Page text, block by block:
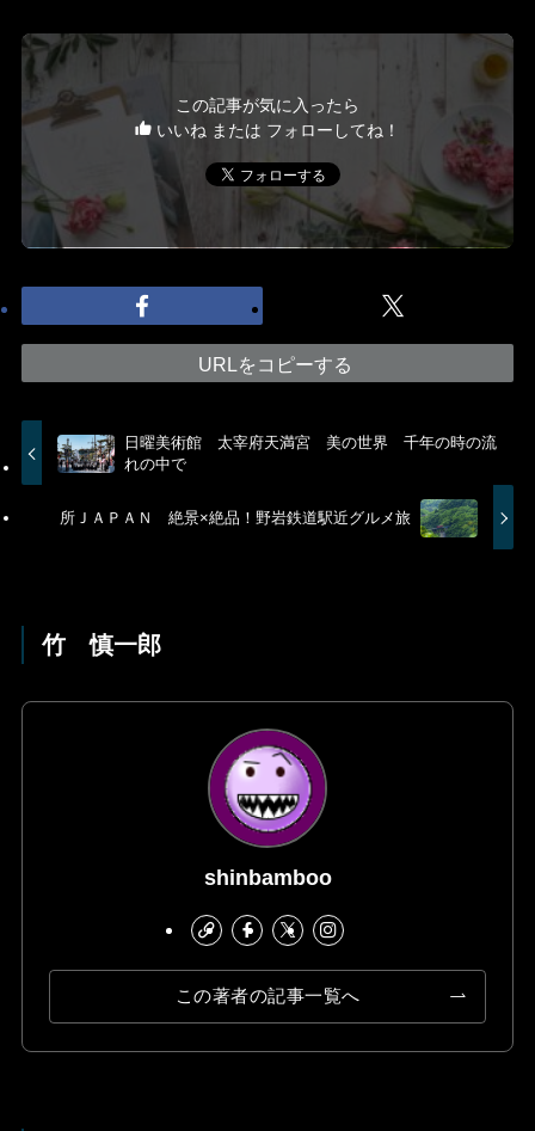
この記事が気に入ったら
いいね または フォローしてね！
URLをコピーする
日曜美術館 太宰府天満宮 美の世界 千年の時の流
れの中で
所ＪＡＰＡＮ 絶景×絶品！野岩鉄道駅近グルメ旅
竹 慎一郎
shinbamboo
この著者の記事一覧へ